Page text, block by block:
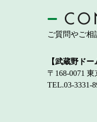
ご質問やご
【武蔵野ド
〒168-0071
TEL.03-3331-